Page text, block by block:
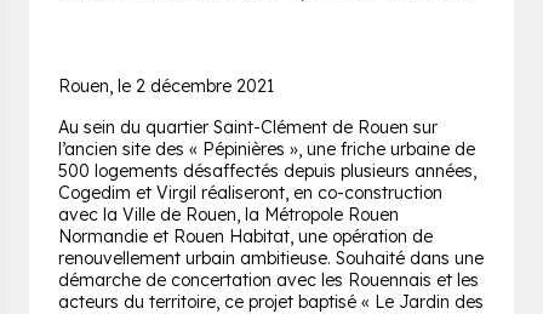
Rouen, le 2 décembre 2021
Au sein du quartier Saint-Clément de Rouen sur
l’ancien site des « Pépinières », une friche urbaine de
500 logements désaffectés depuis plusieurs années,
Cogedim et Virgil réaliseront, en co-construction
avec la Ville de Rouen, la Métropole Rouen
Normandie et Rouen Habitat, une opération de
renouvellement urbain ambitieuse. Souhaité dans une
démarche de concertation avec les Rouennais et les
acteurs du territoire, ce projet baptisé « Le Jardin des